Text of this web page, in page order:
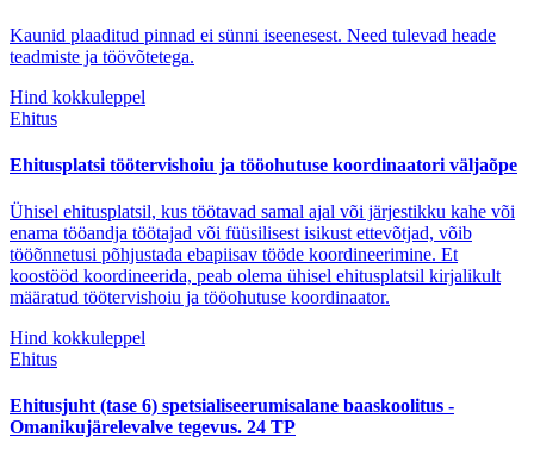
Kaunid plaaditud pinnad ei sünni iseenesest. Need tulevad heade
teadmiste ja töövõtetega.
Hind kokkuleppel
Ehitus
Ehitusplatsi töötervishoiu ja tööohutuse koordinaatori väljaõpe
Ühisel ehitusplatsil, kus töötavad samal ajal või järjestikku kahe või
enama tööandja töötajad või füüsilisest isikust ettevõtjad, võib
tööõnnetusi põhjustada ebapiisav tööde koordineerimine. Et
koostööd koordineerida, peab olema ühisel ehitusplatsil kirjalikult
määratud töötervishoiu ja tööohutuse koordinaator.
Hind kokkuleppel
Ehitus
Ehitusjuht (tase 6) spetsialiseerumisalane baaskoolitus -
Omanikujärelevalve tegevus. 24 TP